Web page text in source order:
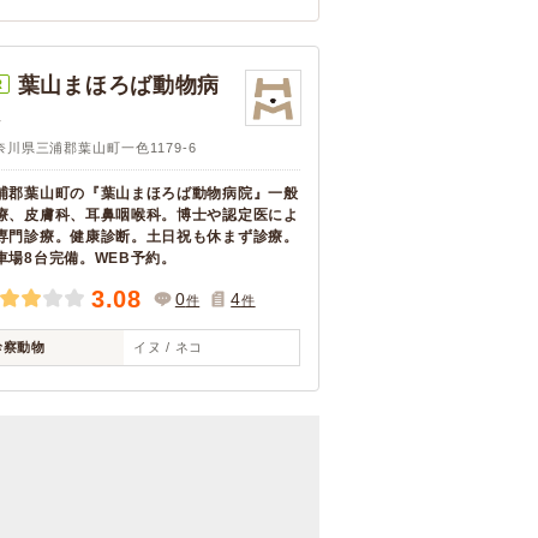
葉山まほろば動物病
川県三浦郡葉山町一色1179-6
郡葉山町の『葉山まほろば動物病院』一般
、皮膚科、耳鼻咽喉科。博士や認定医によ
門診療。健康診断。土日祝も休まず診療。
場8台完備。WEB予約。
3.08 0件 4件
察動物 イヌ / ネコ